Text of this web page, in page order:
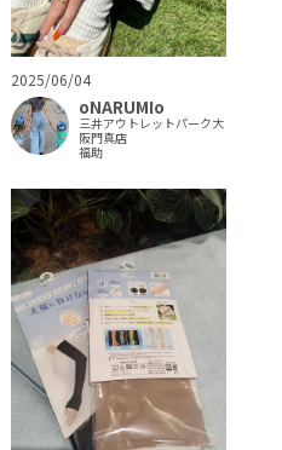
2025/06/04
oNARUMIo
三井アウトレットパーク大
阪門真店
福助